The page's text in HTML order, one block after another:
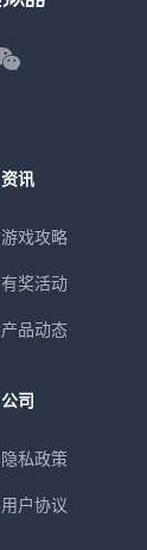
资讯
游戏攻略
有奖活动
产品动态
公司
隐私政策
用户协议